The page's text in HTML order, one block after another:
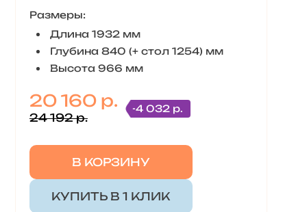
Размеры:
Длина 1932 мм
Глубина 840 (+ стол 1254) мм
Высота 966 мм
20 160 р.
24 192 р.
-4 032 р.
В КОРЗИНУ
КУПИТЬ В 1 КЛИК